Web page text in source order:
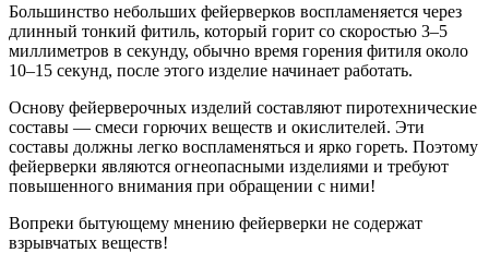
Большинство небольших фейерверков воспламеняется через
длинный тонкий фитиль, который горит со скоростью 3–5
миллиметров в секунду, обычно время горения фитиля около
10–15 секунд, после этого изделие начинает работать.
Основу фейерверочных изделий составляют пиротехнические
составы — смеси горючих веществ и окислителей. Эти
составы должны легко воспламеняться и ярко гореть. Поэтому
фейерверки являются огнеопасными изделиями и требуют
повышенного внимания при обращении с ними!
Вопреки бытующему мнению фейерверки не содержат
взрывчатых веществ!